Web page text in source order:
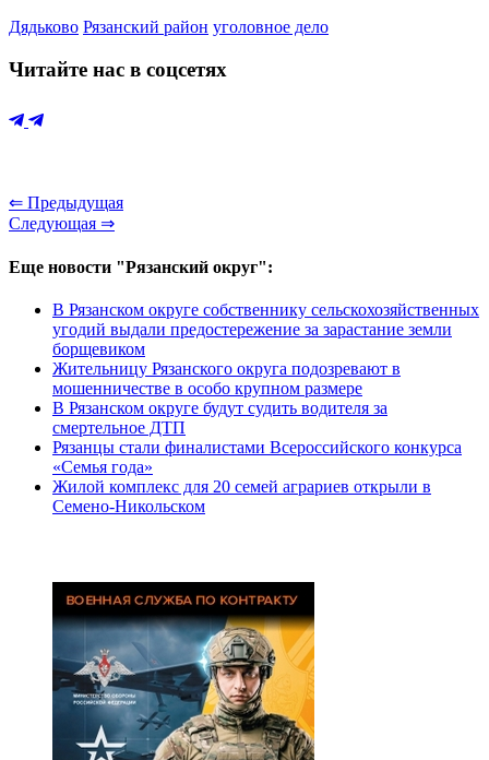
Дядьково Рязанский район уголовное дело
Читайте нас в соцсетях
⇐ Предыдущая
Следующая ⇒
Еще новости "Рязанский округ":
В Рязанском округе собственнику сельскохозяйственных
угодий выдали предостережение за зарастание земли
борщевиком
Жительницу Рязанского округа подозревают в
мошенничестве в особо крупном размере
В Рязанском округе будут судить водителя за
смертельное ДТП
Рязанцы стали финалистами Всероссийского конкурса
«Семья года»
Жилой комплекс для 20 семей аграриев открыли в
Семено-Никольском